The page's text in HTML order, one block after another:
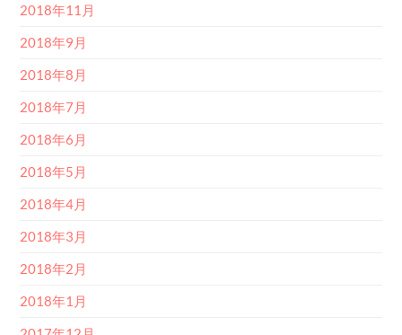
2018年11月
2018年9月
2018年8月
2018年7月
2018年6月
2018年5月
2018年4月
2018年3月
2018年2月
2018年1月